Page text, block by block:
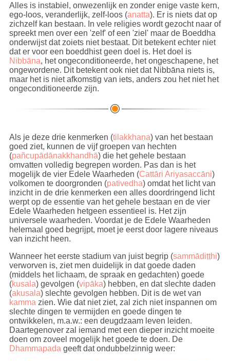
Alles is instabiel, onwezenlijk en zonder enige vaste kern,
ego-loos, veranderlijk, zelf-loos (anatta). Er is niets dat op
zichzelf kan bestaan. In vele religies wordt gezocht naar of
spreekt men over een 'zelf' of een 'ziel' maar de Boeddha
onderwijst dat zoiets niet bestaat. Dit betekent echter niet
dat er voor een boeddhist geen doel is. Het doel is
Nibbāna, het ongeconditioneerde, het ongeschapene, het
ongewordene. Dit betekent ook niet dat Nibbāna niets is,
maar het is niet afkomstig van iets, anders zou het niet het
ongeconditioneerde zijn.
Als je deze drie kenmerken (tilakkhaṇa) van het bestaan
goed ziet, kunnen de vijf groepen van hechten
(pañcupādānakkhandhā) die het gehele bestaan
omvatten volledig begrepen worden. Pas dan is het
mogelijk de vier Edele Waarheden (Cattāri Ariyasaccāni)
volkomen te doorgronden (pativedha) omdat het licht van
inzicht in de drie kenmerken een alles doordringend licht
werpt op de essentie van het gehele bestaan en de vier
Edele Waarheden hetgeen essentieel is. Het zijn
universele waarheden. Voordat je de Edele Waarheden
helemaal goed begrijpt, moet je eerst door lagere niveaus
van inzicht heen.
Wanneer het eerste stadium van juist begrip (sammādiṭṭhi)
verworven is, ziet men duidelijk in dat goede daden
(middels het lichaam, de spraak en gedachten) goede
(kusala) gevolgen (vipāka) hebben, en dat slechte daden
(akusala) slechte gevolgen hebben. Dit is de wet van
kamma zien. Wie dat niet ziet, zal zich niet inspannen om
slechte dingen te vermijden en goede dingen te
ontwikkelen, m.a.w.: een deugdzaam leven leiden.
Daartegenover zal iemand met een dieper inzicht moeite
doen om zoveel mogelijk het goede te doen. De
Dhammapada geeft dat ondubbelzinnig weer: